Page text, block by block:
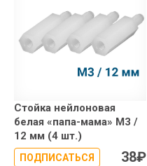
Стойка нейлоновая
белая «папа-мама» М3 /
12 мм (4 шт.)
ПОДПИСАТЬСЯ 38₽